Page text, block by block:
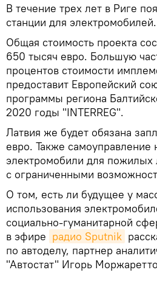
В течение трех лет в Риге
станции для электромобилей.
Общая стоимость проекта
650 тысяч евро. Большую
процентов стоимости
предоставит Европейский
программы региона
2020 годы "INTERREG".
Латвия же будет обязана
евро. Также самоуправление
электромобили для
с ограниченными
О том, есть ли будущее у
использования
социально-гуманитарной
в эфире радио Sputnik
по автоделу, партнер
"Автостат" Игорь